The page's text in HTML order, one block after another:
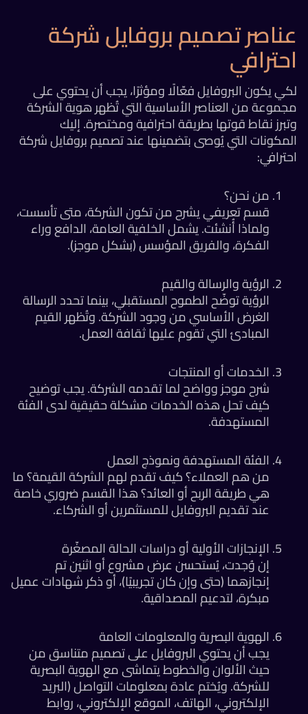
تصميم بروفايل شركة
يكون البروفايل فعّالًا ومؤثرًا، يجب أن يحتوي على
من العناصر الأساسية التي تُظهر هوية الشركة
نقاط قوتها بطريقة احترافية ومختصرة. إليك
التي يُوصى بتضمينها عند تصميم بروفايل شركة
من نحن؟
قسم تعريفي يشرح من تكون الشركة، متى تأسست،
ولماذا أُنشئت. يشمل الخلفية العامة، الدافع وراء
الفكرة، والفريق المؤسس (بشكل موجز).
الرؤية والرسالة والقيم
الرؤية توضّح الطموح المستقبلي، بينما تحدد الرسالة
الغرض الأساسي من وجود الشركة. وتُظهر القيم
المبادئ التي تقوم عليها ثقافة العمل.
الخدمات أو المنتجات
شرح موجز وواضح لما تقدمه الشركة. يجب توضيح
كيف تحل هذه الخدمات مشكلة حقيقية لدى الفئة
المستهدفة.
الفئة المستهدفة ونموذج العمل
من هم العملاء؟ كيف تقدم لهم الشركة القيمة؟ ما
هي طريقة الربح أو العائد؟ هذا القسم ضروري خاصة
عند تقديم البروفايل للمستثمرين أو الشركاء.
الإنجازات الأولية أو دراسات الحالة المصغّرة
إن وُجدت، يُستحسن عرض مشروع أو اثنين تم
إنجازهما (حتى وإن كان تجريبيًا)، أو ذكر شهادات عميل
مبكرة، لتدعيم المصداقية.
الهوية البصرية والمعلومات العامة
يجب أن يحتوي البروفايل على تصميم متناسق من
حيث الألوان والخطوط يتماشى مع الهوية البصرية
للشركة. ويُختم عادة بمعلومات التواصل (البريد
الإلكتروني، الهاتف، الموقع الإلكتروني، روابط